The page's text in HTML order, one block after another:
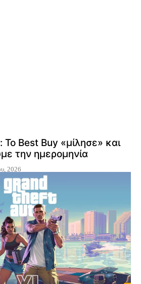
Το Best Buy «μίλησε» και
την ημερομηνία
2026